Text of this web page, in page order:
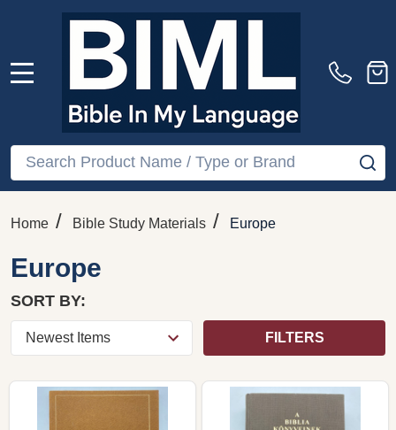
Search
Home / Bible Study Materials / Europe
Europe
SORT BY:
FILTERS